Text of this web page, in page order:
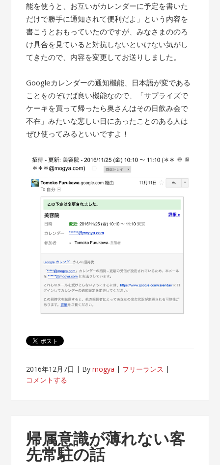
能を使うと、お互いがカレンダーに予定を書いた
だけで勝手に通知されて便利だよ」という内容を
書こうとおもっていたのですが、みなさまののろ
け具合を見ていると対抗しないといけない気がし
てきたので、内容を変更してお送りしました。
Googleカレンダーの通知機能、日本語が変である
ことをのぞけば良い機能なので、「サプライズで
ケーキを買って帰ったら奥さんはその日飲み会で
不在」みたいな悲しい目にあったことのある人は
ぜひ使ってみるといいですよ！
2016年12月7日 Bymogya
フリーランス
コメントする
帰属意識が薄れない客
先常駐の話